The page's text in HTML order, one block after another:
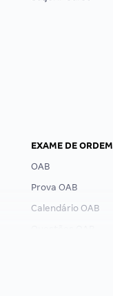
EXAME DE ORDEM
OAB
Prova OAB
Calendário OAB